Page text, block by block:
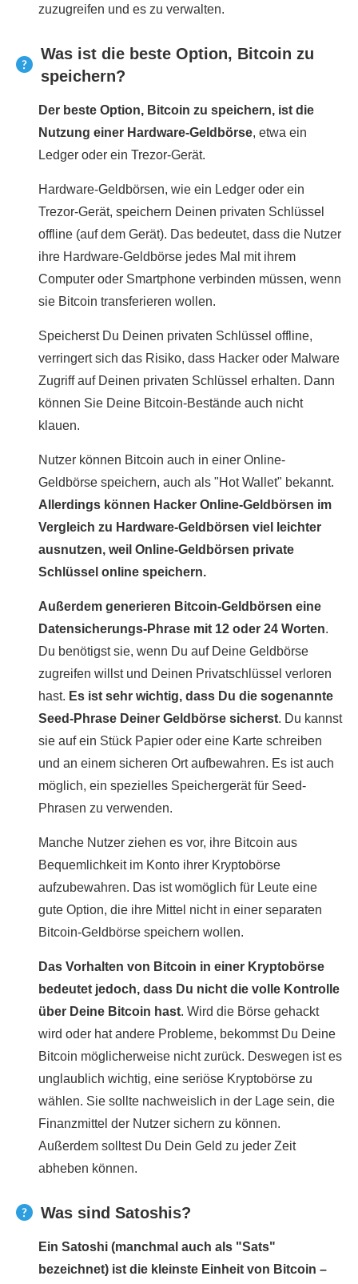
zuzugreifen und es zu verwalten.
Was ist die beste Option, Bitcoin zu
speichern?
Der beste Option, Bitcoin zu speichern, ist die
Nutzung einer Hardware-Geldbörse, etwa ein
Ledger oder ein Trezor-Gerät.
Hardware-Geldbörsen, wie ein Ledger oder ein
Trezor-Gerät, speichern Deinen privaten Schlüssel
offline (auf dem Gerät). Das bedeutet, dass die Nutzer
ihre Hardware-Geldbörse jedes Mal mit ihrem
Computer oder Smartphone verbinden müssen, wenn
sie Bitcoin transferieren wollen.
Speicherst Du Deinen privaten Schlüssel offline,
verringert sich das Risiko, dass Hacker oder Malware
Zugriff auf Deinen privaten Schlüssel erhalten. Dann
können Sie Deine Bitcoin-Bestände auch nicht
klauen.
Nutzer können Bitcoin auch in einer Online-
Geldbörse speichern, auch als "Hot Wallet" bekannt.
Allerdings können Hacker Online-Geldbörsen im
Vergleich zu Hardware-Geldbörsen viel leichter
ausnutzen, weil Online-Geldbörsen private
Schlüssel online speichern.
Außerdem generieren Bitcoin-Geldbörsen eine
Datensicherungs-Phrase mit 12 oder 24 Worten.
Du benötigst sie, wenn Du auf Deine Geldbörse
zugreifen willst und Deinen Privatschlüssel verloren
hast. Es ist sehr wichtig, dass Du die sogenannte
Seed-Phrase Deiner Geldbörse sicherst. Du kannst
sie auf ein Stück Papier oder eine Karte schreiben
und an einem sicheren Ort aufbewahren. Es ist auch
möglich, ein spezielles Speichergerät für Seed-
Phrasen zu verwenden.
Manche Nutzer ziehen es vor, ihre Bitcoin aus
Bequemlichkeit im Konto ihrer Kryptobörse
aufzubewahren. Das ist womöglich für Leute eine
gute Option, die ihre Mittel nicht in einer separaten
Bitcoin-Geldbörse speichern wollen.
Das Vorhalten von Bitcoin in einer Kryptobörse
bedeutet jedoch, dass Du nicht die volle Kontrolle
über Deine Bitcoin hast. Wird die Börse gehackt
wird oder hat andere Probleme, bekommst Du Deine
Bitcoin möglicherweise nicht zurück. Deswegen ist es
unglaublich wichtig, eine seriöse Kryptobörse zu
wählen. Sie sollte nachweislich in der Lage sein, die
Finanzmittel der Nutzer sichern zu können.
Außerdem solltest Du Dein Geld zu jeder Zeit
abheben können.
Was sind Satoshis?
Ein Satoshi (manchmal auch als "Sats"
bezeichnet) ist die kleinste Einheit von Bitcoin –